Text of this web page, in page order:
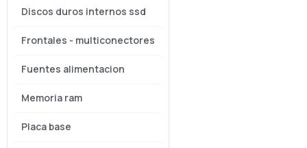
Discos duros internos ssd
Frontales - multiconectores
Fuentes alimentacion
Memoria ram
Placa base